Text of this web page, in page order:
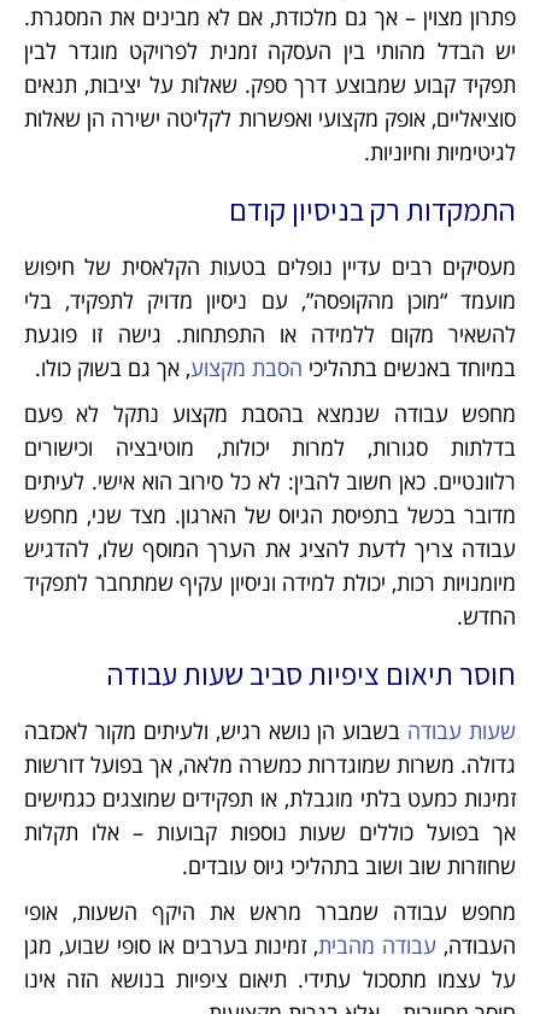
פתרון מצוין – אך גם מלכודת, אם לא מבינים את המסגרת.
יש הבדל מהותי בין העסקה זמנית לפרויקט מוגדר לבין
תפקיד קבוע שמבוצע דרך ספק. שאלות על יציבות, תנאים
סוציאליים, אופק מקצועי ואפשרות לקליטה ישירה הן שאלות
לגיטימיות וחיוניות.
התמקדות רק בניסיון קודם
מעסיקים רבים עדיין נופלים בטעות הקלאסית של חיפוש
מועמד “מוכן מהקופסה”, עם ניסיון מדויק לתפקיד, בלי
להשאיר מקום ללמידה או התפתחות. גישה זו פוגעת
במיוחד באנשים בתהליכי הסבת מקצוע, אך גם בשוק כולו.
מחפש עבודה שנמצא בהסבת מקצוע נתקל לא פעם
בדלתות סגורות, למרות יכולות, מוטיבציה וכישורים
רלוונטיים. כאן חשוב להבין: לא כל סירוב הוא אישי. לעיתים
מדובר בכשל בתפיסת הגיוס של הארגון. מצד שני, מחפש
עבודה צריך לדעת להציג את הערך המוסף שלו, להדגיש
מיומנויות רכות, יכולת למידה וניסיון עקיף שמתחבר לתפקיד
החדש.
חוסר תיאום ציפיות סביב שעות עבודה
שעות עבודה בשבוע הן נושא רגיש, ולעיתים מקור לאכזבה
גדולה. משרות שמוגדרות כמשרה מלאה, אך בפועל דורשות
זמינות כמעט בלתי מוגבלת, או תפקידים שמוצגים כגמישים
אך בפועל כוללים שעות נוספות קבועות – אלו תקלות
שחוזרות שוב ושוב בתהליכי גיוס עובדים.
מחפש עבודה שמברר מראש את היקף השעות, אופי
העבודה, עבודה מהבית, זמינות בערבים או סופי שבוע, מגן
על עצמו מתסכול עתידי. תיאום ציפיות בנושא הזה אינו